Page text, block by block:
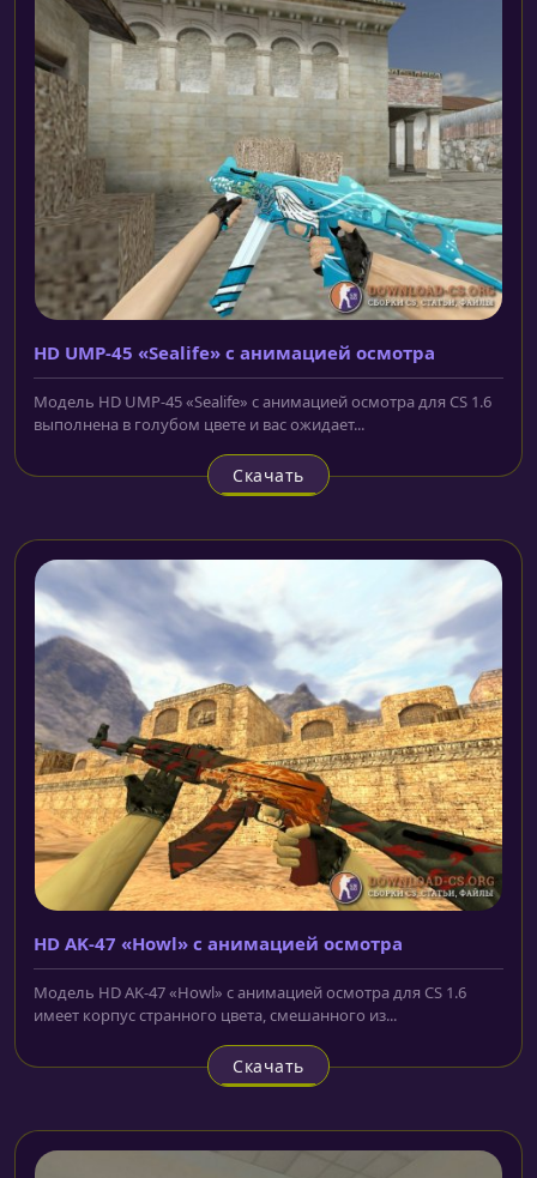
HD UMP-45 «Sealife» с анимацией осмотра
Модель HD UMP-45 «Sealife» с анимацией осмотра для CS 1.6
выполнена в голубом цвете и вас ожидает...
Скачать
HD AK-47 «Howl» с анимацией осмотра
Модель HD AK-47 «Howl» с анимацией осмотра для CS 1.6
имеет корпус странного цвета, смешанного из...
Скачать